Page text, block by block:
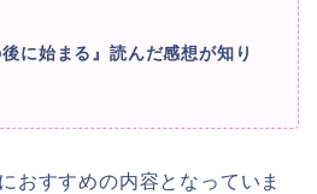
後に始まる』読んだ感想が知り
おすすめの内容となっていま